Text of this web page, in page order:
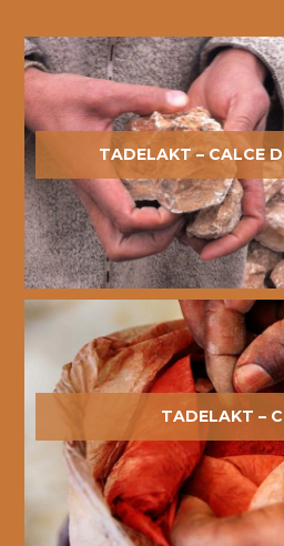
TADELAKT – CALCE
TADELAKT –